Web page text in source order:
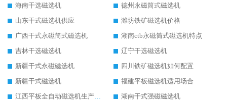
海南干选磁选机
德州永磁筒式磁选机
山东干式磁选机供应
潍坊铁矿磁选机价格
广西干式永磁筒式磁选机
湖南ctb永磁筒式磁选机特点
吉林干选磁选机
辽宁干选磁选机
新疆干式永磁磁选机
四川铁矿磁选机如何配置
新疆干式磁选机
福建平板磁选机适用场合
江西平板全自动磁选机生产厂家
湖南干式强磁磁选机